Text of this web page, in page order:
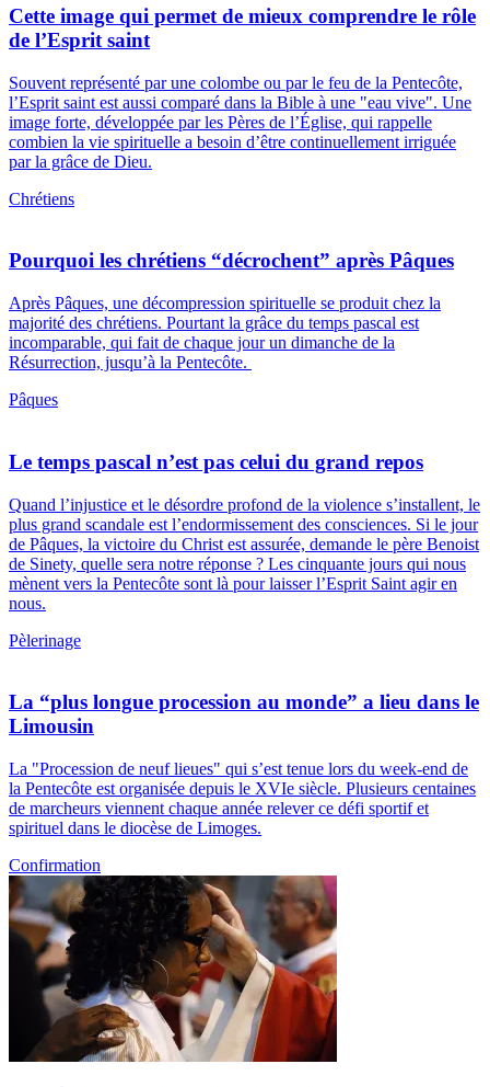
Cette image qui permet de mieux comprendre le rôle
de l’Esprit saint
Souvent représenté par une colombe ou par le feu de la Pentecôte,
l’Esprit saint est aussi comparé dans la Bible à une "eau vive". Une
image forte, développée par les Pères de l’Église, qui rappelle
combien la vie spirituelle a besoin d’être continuellement irriguée
par la grâce de Dieu.
Chrétiens
Pourquoi les chrétiens “décrochent” après Pâques
Après Pâques, une décompression spirituelle se produit chez la
majorité des chrétiens. Pourtant la grâce du temps pascal est
incomparable, qui fait de chaque jour un dimanche de la
Résurrection, jusqu’à la Pentecôte.
Pâques
Le temps pascal n’est pas celui du grand repos
Quand l’injustice et le désordre profond de la violence s’installent, le
plus grand scandale est l’endormissement des consciences. Si le jour
de Pâques, la victoire du Christ est assurée, demande le père Benoist
de Sinety, quelle sera notre réponse ? Les cinquante jours qui nous
mènent vers la Pentecôte sont là pour laisser l’Esprit Saint agir en
nous.
Pèlerinage
La “plus longue procession au monde” a lieu dans le
Limousin
La "Procession de neuf lieues" qui s’est tenue lors du week-end de
la Pentecôte est organisée depuis le XVIe siècle. Plusieurs centaines
de marcheurs viennent chaque année relever ce défi sportif et
spirituel dans le diocèse de Limoges.
Confirmation